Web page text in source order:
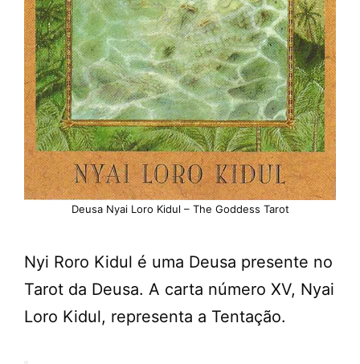
Deusa Nyai Loro Kidul – The Goddess Tarot
Nyi Roro Kidul é uma Deusa presente no
Tarot da Deusa. A carta número XV, Nyai
Loro Kidul, representa a Tentação.